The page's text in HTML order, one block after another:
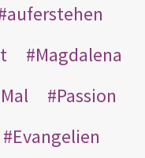
auferstehen
Magdalena
Passion
Evangelien